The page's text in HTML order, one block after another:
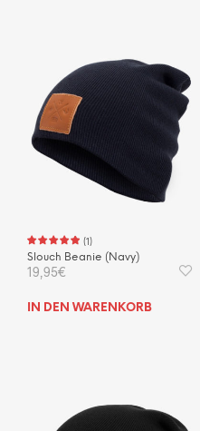
(1)
Slouch Beanie (Navy)
19,95€
IN DEN WARENKORB